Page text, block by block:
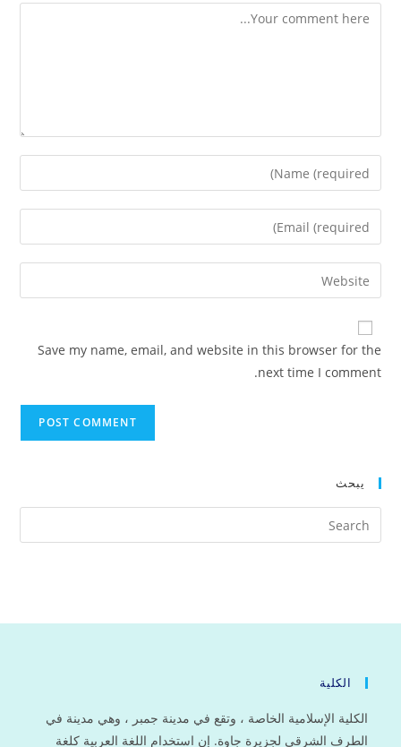
Comment
Enter
your
name
comment
Enter
your
email
address
comment
Enter
your
website
URL
Save my name, email, and website in this browser for the
next time I comment.
يبحث
الكلية
الكلية الإسلامية الخاصة ، وتقع في مدينة جمبر ، وهي مدينة في
الطرف الشرقي لجزيرة جاوة. إن استخدام اللغة العربية كلغة